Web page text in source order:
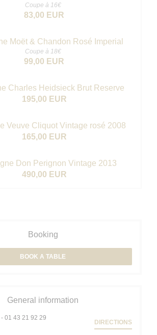
Coupe à 16€
83,00 EUR
Moët & Chandon Rosé Imperial
Coupe à 18€
99,00 EUR
Charles Heidsieck Brut Reserve
195,00 EUR
Veuve Cliquot Vintage rosé 2008
165,00 EUR
Don Perignon Vintage 2013
490,00 EUR
Booking
BOOK A TABLE
General information
01 43 21 92 29
in a new window))
DIRECTIONS